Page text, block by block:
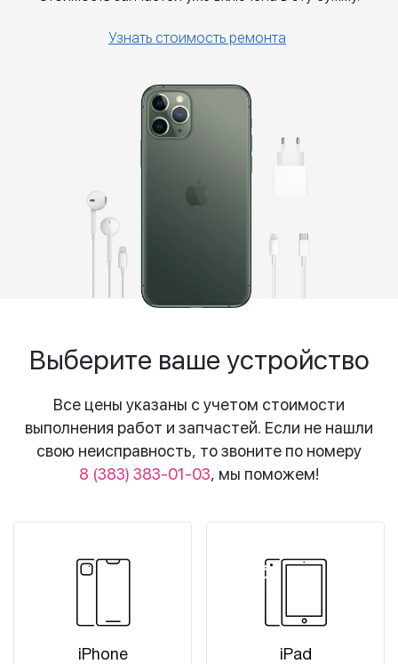
Узнать стоимость ремонта
Выберите ваше устройство
Все цены указаны с учетом стоимости
выполнения работ и запчастей. Если не нашли
свою неисправность, то звоните по номеру
8 (383) 383-01-03, мы поможем!
iPhone iPad